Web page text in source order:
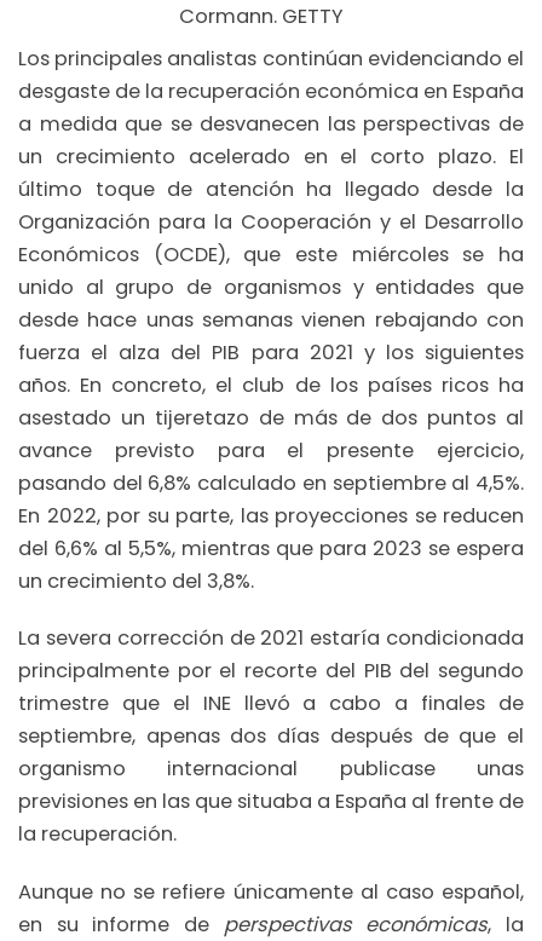
Cormann. GETTY
Los principales analistas continúan evidenciando el
desgaste de la recuperación económica en España
a medida que se desvanecen las perspectivas de
un crecimiento acelerado en el corto plazo. El
último toque de atención ha llegado desde la
Organización para la Cooperación y el Desarrollo
Económicos (OCDE), que este miércoles se ha
unido al grupo de organismos y entidades que
desde hace unas semanas vienen rebajando con
fuerza el alza del PIB para 2021 y los siguientes
años. En concreto, el club de los países ricos ha
asestado un tijeretazo de más de dos puntos al
avance previsto para el presente ejercicio,
pasando del 6,8% calculado en septiembre al 4,5%.
En 2022, por su parte, las proyecciones se reducen
del 6,6% al 5,5%, mientras que para 2023 se espera
un crecimiento del 3,8%.
La severa corrección de 2021 estaría condicionada
principalmente por el recorte del PIB del segundo
trimestre que el INE llevó a cabo a finales de
septiembre, apenas dos días después de que el
organismo internacional publicase unas
previsiones en las que situaba a España al frente de
la recuperación.
Aunque no se refiere únicamente al caso español,
en su informe de perspectivas económicas, la